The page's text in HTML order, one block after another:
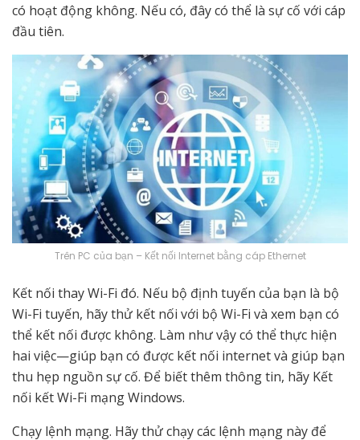
có hoạt động không. Nếu có, đây có thể là sự cố với cáp
đầu tiên.
Trên PC của bạn – Kết nối Internet bằng cáp Ethernet
Kết nối thay Wi-Fi đó. Nếu bộ định tuyến của bạn là bộ
Wi-Fi tuyến, hãy thử kết nối với bộ Wi-Fi và xem bạn có
thể kết nối được không. Làm như vậy có thể thực hiện
hai việc—giúp bạn có được kết nối internet và giúp bạn
thu hẹp nguồn sự cố. Để biết thêm thông tin, hãy Kết
nối kết Wi-Fi mạng Windows.
Chạy lệnh mạng. Hãy thử chạy các lệnh mạng này để